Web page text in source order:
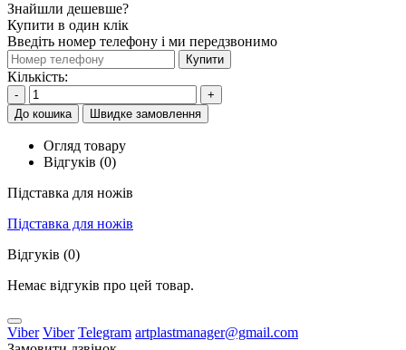
Знайшли дешевше?
Купити в один клік
Введіть номер телефону і ми передзвонимо
Купити
Кількість:
-
+
До кошика
Швидке замовлення
Огляд товару
Відгуків (0)
Підставка для ножів
Підставка для ножів
Відгуків (0)
Немає відгуків про цей товар.
Viber Viber Telegram artplastmanager@gmail.com